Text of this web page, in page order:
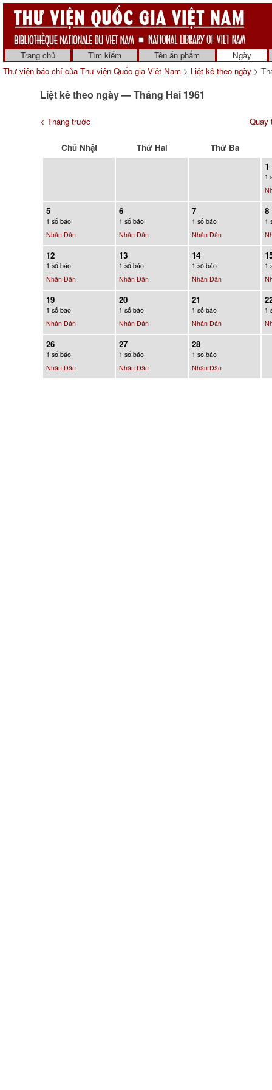
Trang chủ Tìm kiếm Tên ấn phẩm
Ngày
Thư viện báo chí của Thư viện Quốc gia Việt Nam > Liệt kê theo ngày >
Liệt kê theo ngày — Tháng Hai 1961
< Tháng trước Quay
Chủ Nhật Thứ Hai
Thứ Ba
1
1
5
1 số báo
Nhân Dân
6
1 số báo
Nhân Dân
7
1 số báo
Nhân Dân
8
1
12
1 số báo
Nhân Dân
13
1 số báo
Nhân Dân
14
1 số báo
Nhân Dân
1
19
1 số báo
Nhân Dân
20
1 số báo
Nhân Dân
21
1 số báo
Nhân Dân
1
26
1 số báo
Nhân Dân
27
1 số báo
Nhân Dân
28
1 số báo
Nhân Dân